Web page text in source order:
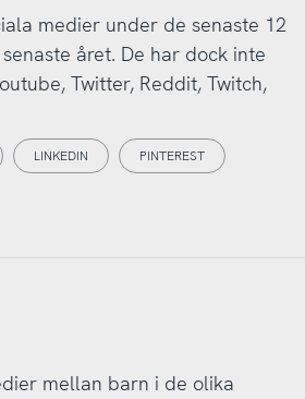
medier under de senaste 12
året. De har dock inte
Twitter, Reddit, Twitch,
LINKEDIN PINTEREST
mellan barn i de olika